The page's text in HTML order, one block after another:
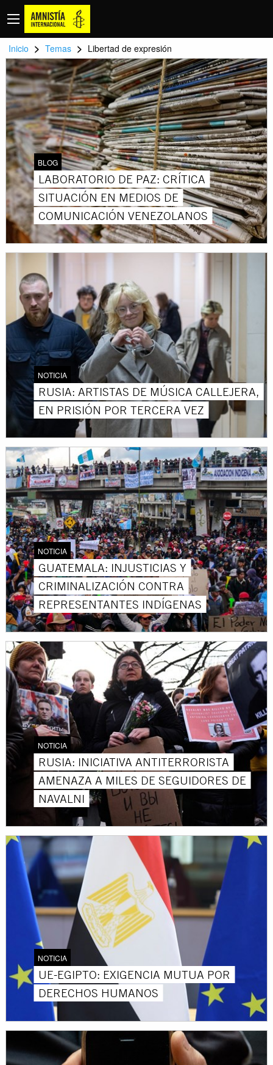
Inicio > Temas > Libertad de expresión
BLOG
LABORATORIO DE PAZ: CRÍTICA
SITUACIÓN EN MEDIOS DE
COMUNICACIÓN VENEZOLANOS
NOTICIA
RUSIA: ARTISTAS DE MÚSICA CALLEJERA,
EN PRISIÓN POR TERCERA VEZ
NOTICIA
GUATEMALA: INJUSTICIAS Y
CRIMINALIZACIÓN CONTRA
REPRESENTANTES INDÍGENAS
NOTICIA
RUSIA: INICIATIVA ANTITERRORISTA
AMENAZA A MILES DE SEGUIDORES DE
NAVALNI
NOTICIA
UE-EGIPTO: EXIGENCIA MUTUA POR
DERECHOS HUMANOS